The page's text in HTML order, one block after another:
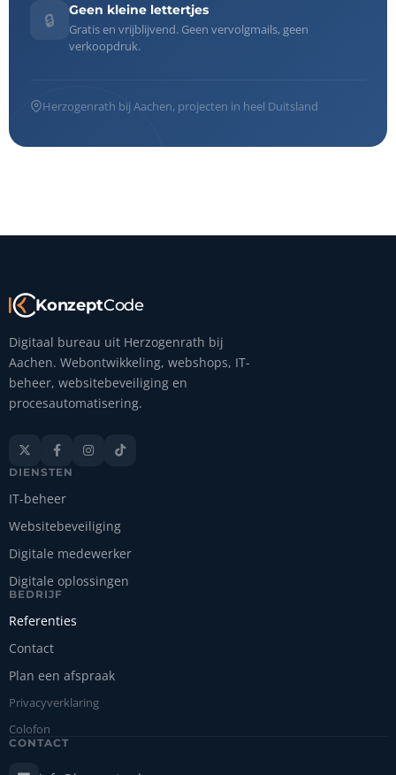
🔒
Geen kleine lettertjes
Gratis en vrijblijvend. Geen vervolgmails, geen
verkoopdruk.
Herzogenrath bij Aachen, projecten in heel Duitsland
KonzeptCode
Digitaal bureau uit Herzogenrath bij
Aachen. Webontwikkeling, webshops, IT-
beheer, websitebeveiliging en
procesautomatisering.
   
DIENSTEN
IT-beheer
Websitebeveiliging
Digitale medewerker
Digitale oplossingen
BEDRIJF
Referenties
Contact
Plan een afspraak
Privacyverklaring
Colofon
CONTACT